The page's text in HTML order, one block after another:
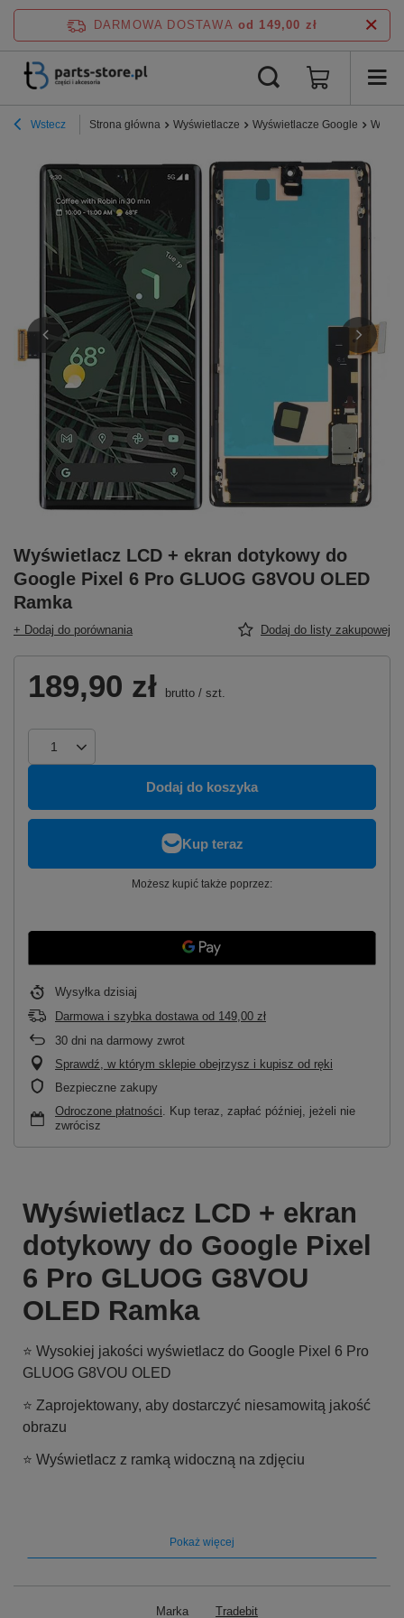
DARMOWA DOSTAWA od 149,00 zł
Wstecz Strona główna Wyświetlacze Wyświetlacze Google
Wyświetlacz LCD + ekran dotykowy do
Google Pixel 6 Pro GLUOG G8VOU OLED
Ramka
+ Dodaj do porównania Dodaj do listy zakupowej
189,90 zł brutto / szt.
Dodaj do koszyka
Możesz kupić także poprzez:
Wysyłka dzisiaj
Darmowa i szybka dostawa od 149,00 zł
30 dni na darmowy zwrot
Sprawdź, w którym sklepie obejrzysz i kupisz od ręki
Bezpieczne zakupy
Odroczone płatności . Kup teraz, zapłać później, jeżeli nie
zwrócisz
Wyświetlacz LCD + ekran
dotykowy do Google Pixel
6 Pro GLUOG G8VOU
OLED Ramka
⭐ Wysokiej jakości wyświetlacz do Google Pixel 6 Pro
GLUOG G8VOU OLED
⭐ Zaprojektowany, aby dostarczyć niesamowitą jakość
obrazu
⭐ Wyświetlacz z ramką widoczną na zdjęciu
Pokaż więcej
Marka Tradebit